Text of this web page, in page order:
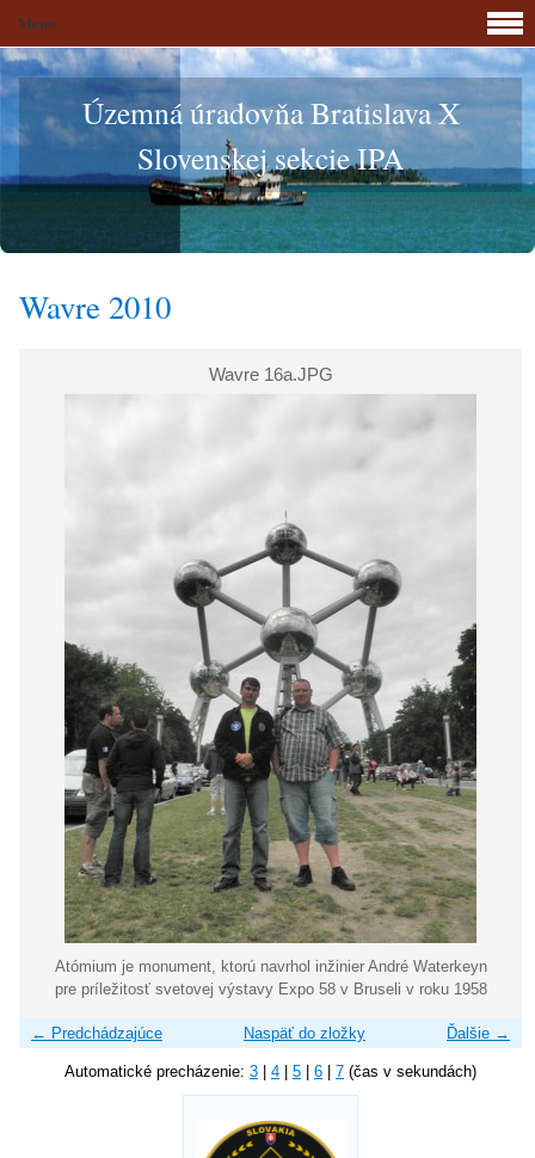
Územná úradovňa Bratislava X
Slovenskej sekcie IPA
Wavre 2010
Wavre 16a.JPG
Atómium je monument, ktorú navrhol inžinier André Waterkeyn
pre príležitosť svetovej výstavy Expo 58 v Bruseli v roku 1958
← Predchádzajúce Ďalšie →
Naspäť do zložky
Automatické precházenie: 3 4 5 6 7 (čas v sekundách)
Menu